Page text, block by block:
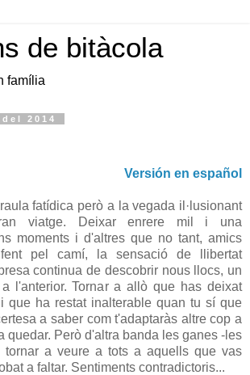
de bitàcola
família
2014
Versión en español
fatídica però a la vegada il·lusionant
viatge. Deixar enrere mil i una
moments i d'altres que no tant, amics
pel camí, la sensació de llibertat
continua de descobrir nous llocs, un
l'anterior. Tornar a allò que has deixat
que ha restat inalterable quan tu sí que
a saber com t'adaptaràs altre cop a
quedar. Però d'altra banda les ganes -les
tornar a veure a tots a aquells que vas
a faltar. Sentiments contradictoris...